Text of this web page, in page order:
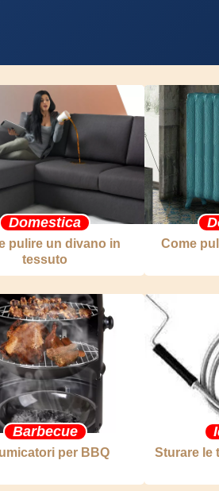
Domestica
pulire un divano in
tessuto
Come
Barbecue
per BBQ Sturare le